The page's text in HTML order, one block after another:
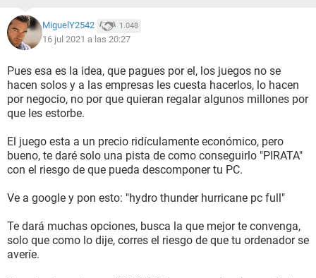
MiguelY2542 1.048
16 jul 2021 a las 20:27
Pues esa es la idea, que pagues por el, los juegos no se
hacen solos y a las empresas les cuesta hacerlos, lo hacen
por negocio, no por que quieran regalar algunos millones por
que les estorbe.
El juego esta a un precio ridículamente económico, pero
bueno, te daré solo una pista de como conseguirlo "PIRATA"
con el riesgo de que pueda descomponer tu PC.
Ve a google y pon esto: "hydro thunder hurricane pc full"
Te dará muchas opciones, busca la que mejor te convenga,
solo que como lo dije, corres el riesgo de que tu ordenador se
averíe.